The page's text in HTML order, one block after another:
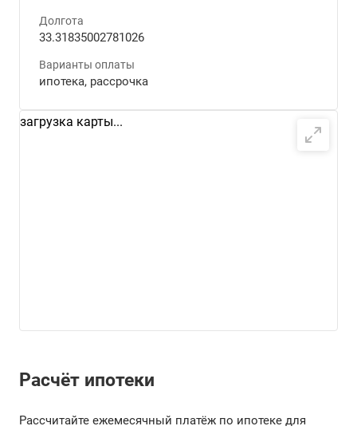
Долгота
33.31835002781026
Варианты оплаты
ипотека, рассрочка
загрузка карты...
Расчёт ипотеки
Рассчитайте ежемесячный платёж по ипотеке для